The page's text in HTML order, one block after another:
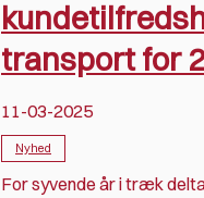
transport for
11-03-2025
Nyhed
For syvende år i træk